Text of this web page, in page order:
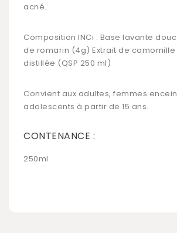
acné.
Composition INCi : Base lavante
de romarin (4g) Extrait de camomille
distillée (QSP 250 ml)
Convient aux adultes, femmes
adolescents à partir de 15 ans.
CONTENANCE :
250ml